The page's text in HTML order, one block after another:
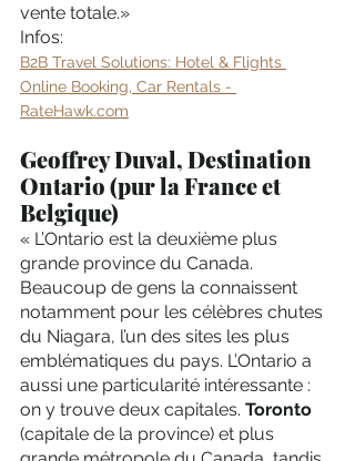
vente totale.»
Infos:
B2B Travel Solutions: Hotel & Flights
Online Booking, Car Rentals -
RateHawk.com
Geoffrey Duval, Destination
Ontario (pur la France et
Belgique)
« L’Ontario est la deuxième plus
grande province du Canada.
Beaucoup de gens la connaissent
notamment pour les célèbres chutes
du Niagara, l’un des sites les plus
emblématiques du pays. L’Ontario a
aussi une particularité intéressante :
on y trouve deux capitales. Toronto
(capitale de la province) et plus